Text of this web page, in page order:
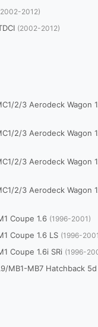
2012)
(2002-2012)
2/3 Aerodeck Wagon
2/3 Aerodeck Wagon
2/3 Aerodeck Wagon
2/3 Aerodeck Wagon
Coupe 1.6 (1996-2001)
Coupe 1.6 LS (1996-
Coupe 1.6i SRi (1996-
MB1-MB7 Hatchback 5d